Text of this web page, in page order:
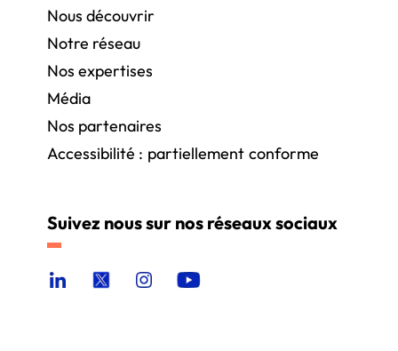
Nous découvrir
Notre réseau
Nos expertises
Média
Nos partenaires
Accessibilité : partiellement conforme
Suivez nous sur nos réseaux sociaux